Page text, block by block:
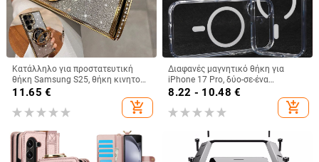
Κατάλληλο για προστατευτική
θήκη Samsung S25, θήκη κινητού
τηλεφώνου Edge Drill, S24,
διαφανής μαγνητική θήκη με
στρας, A56, αντιολισθητική
11.65 €
add_shopping_cart
Διαφανές μαγνητικό θήκη για
iPhone 17 Pro, δύο-σε-ένα
προστατευτικό κάλυμμα με
παχύτερο πλαίσιο και μεγάλο
άνοιγμα
8.22 - 10.48 €
add_shopping_cart